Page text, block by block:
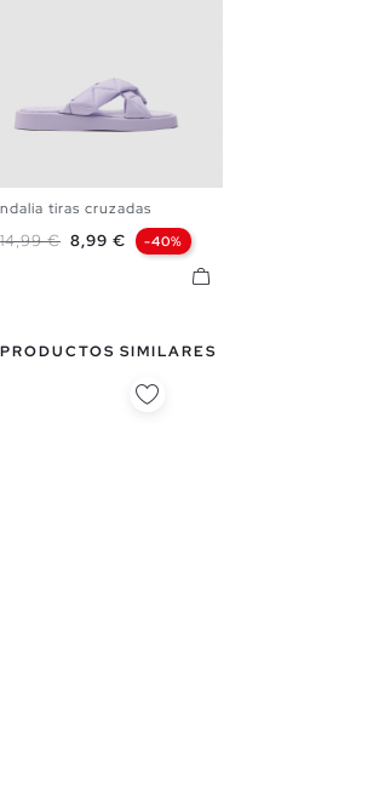
tiras cruzadas
Precio base
14,99 € Precio
8,99 € -40%
PRODUCTOS SIMILARES